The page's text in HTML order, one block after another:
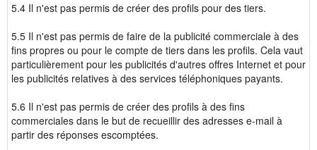
5.4 Il n'est pas permis de créer des profils pour des tiers.
5.5 Il n'est pas permis de faire de la publicité commerciale à des
fins propres ou pour le compte de tiers dans les profils. Cela vaut
particulièrement pour les publicités d'autres offres Internet et pour
les publicités relatives à des services téléphoniques payants.
5.6 Il n'est pas permis de créer des profils à des fins
commerciales dans le but de recueillir des adresses e-mail à
partir des réponses escomptées.